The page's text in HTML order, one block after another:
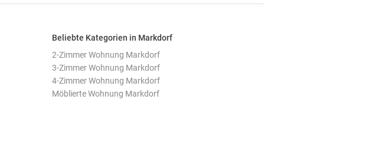
Beliebte Kategorien in Markdorf
2-Zimmer Wohnung Markdorf
3-Zimmer Wohnung Markdorf
4-Zimmer Wohnung Markdorf
Möblierte Wohnung Markdorf